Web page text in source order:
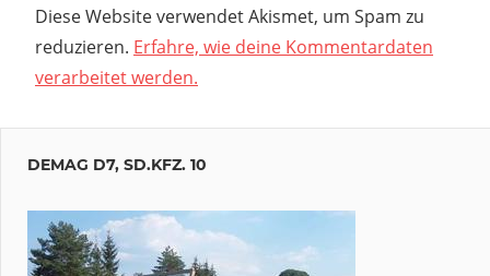
Diese Website verwendet Akismet, um Spam zu
reduzieren. Erfahre, wie deine Kommentardaten
verarbeitet werden.
DEMAG D7, SD.KFZ. 10